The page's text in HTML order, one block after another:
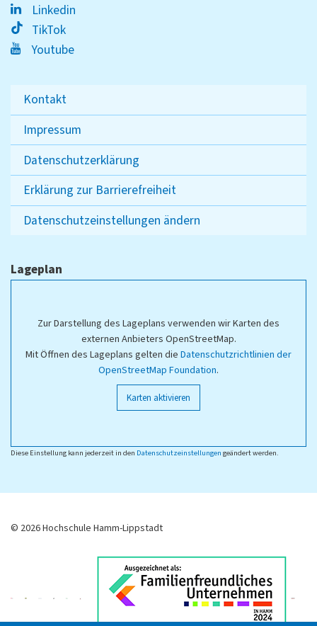
Linkedin
TikTok
Youtube
Kontakt
Impressum
Datenschutzerklärung
Erklärung zur Barrierefreiheit
Datenschutzeinstellungen ändern
Lageplan
Zur Darstellung des Lageplans verwenden wir Karten des
externen Anbieters OpenStreetMap.
Mit Öffnen des Lageplans gelten die Datenschutzrichtlinien der
OpenStreetMap Foundation.
Karten aktivieren
Diese Einstellung kann jederzeit in den Datenschutzeinstellungen geändert werden.
© 2026 Hochschule Hamm-Lippstadt